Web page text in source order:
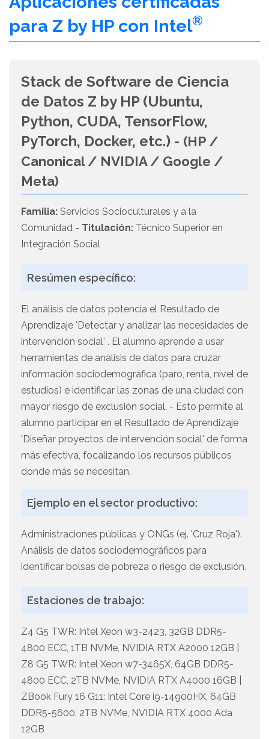
para Z by HP con Intel®
Stack de Software de Ciencia
de Datos Z by HP (Ubuntu,
Python, CUDA, TensorFlow,
PyTorch, Docker, etc.) - (HP /
Canonical / NVIDIA / Google /
Meta)
Familia: Servicios Socioculturales y a la
Comunidad - Titulación: Técnico Superior en
Integración Social
Resúmen específico:
El análisis de datos potencia el Resultado de
Aprendizaje 'Detectar y analizar las necesidades de
intervención social' . El alumno aprende a usar
herramientas de análisis de datos para cruzar
información sociodemográfica (paro, renta, nivel de
estudios) e identificar las zonas de una ciudad con
mayor riesgo de exclusión social. - Esto permite al
alumno participar en el Resultado de Aprendizaje
'Diseñar proyectos de intervención social' de forma
más efectiva, focalizando los recursos públicos
donde más se necesitan.
Ejemplo en el sector productivo:
Administraciones públicas y ONGs (ej. 'Cruz Roja').
Análisis de datos sociodemográficos para
identificar bolsas de pobreza o riesgo de exclusión.
Estaciones de trabajo:
Z4 G5 TWR: Intel Xeon w3-2423, 32GB DDR5-
4800 ECC, 1TB NVMe, NVIDIA RTX A2000 12GB |
Z8 G5 TWR: Intel Xeon w7-3465X, 64GB DDR5-
4800 ECC, 2TB NVMe, NVIDIA RTX A4000 16GB |
ZBook Fury 16 G11: Intel Core i9-14900HX, 64GB
DDR5-5600, 2TB NVMe, NVIDIA RTX 4000 Ada
12GB